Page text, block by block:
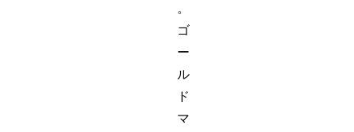
。
ゴ
ー
ル
ド
マ